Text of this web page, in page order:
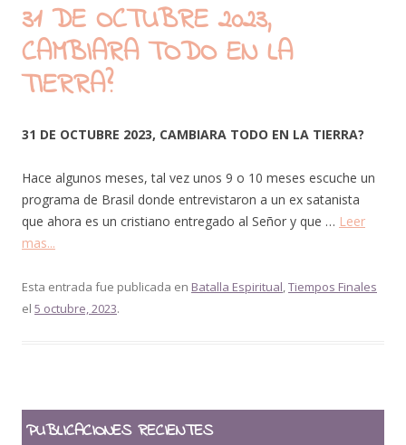
31 DE OCTUBRE 2023,
CAMBIARA TODO EN LA
TIERRA?
31 DE OCTUBRE 2023, CAMBIARA TODO EN LA TIERRA?
Hace algunos meses, tal vez unos 9 o 10 meses escuche un
programa de Brasil donde entrevistaron a un ex satanista
que ahora es un cristiano entregado al Señor y que … Leer
mas...
Esta entrada fue publicada en Batalla Espiritual,Tiempos Finales
el 5 octubre, 2023.
PUBLICACIONES RECIENTES